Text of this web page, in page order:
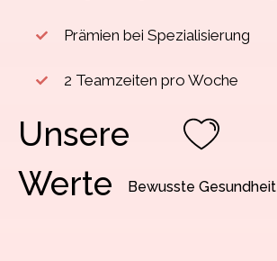
Prämien bei Spezialisierung
2 Teamzeiten pro Woche
Unsere
Werte
Bewusste Gesundheit